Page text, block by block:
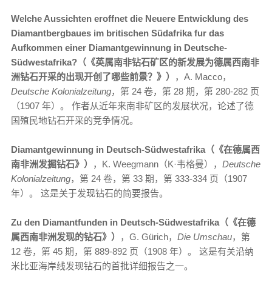
Welche Aussichten eroffnet die Neuere Entwicklung des
Diamantbergbaues im britischen Südafrika fur das
Aufkommen einer Diamantgewinnung in Deutsche-
Südwestafrika?（《英属南非钻石矿区的新发展为德属西南非
洲钻石开采的出现开创了哪些前景？》）
，A. Macco，
Deutsche Kolonialzeitung，第 24 卷，第 28 期，第 280-282 页
（1907 年）。 作者从近年来南非矿区的发展状况，论述了德
国殖民地钻石开采的竞争情况。
Diamantgewinnung in Deutsch-Südwestafrika（《在德属西
南非洲发掘钻石》）
，K. Weegmann（K·韦格曼）， Deutsche
Kolonialzeitung，第 24 卷，第 33 期，第 333-334 页（1907
年）。 这是关于发现钻石的简要报告。
Zu den Diamantfunden in Deutsch-Südwestafrika（《在德
属西南非洲发现的钻石》）
，G. Gürich， Die Umschau，第
12 卷，第 45 期，第 889-892 页（1908 年）。 这是有关沿纳
米比亚海岸线发现钻石的首批详细报告之一。